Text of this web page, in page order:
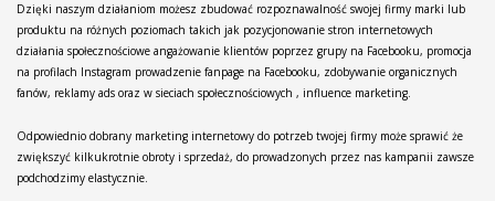
Dzięki naszym działaniom możesz zbudować rozpoznawalność swojej firmy marki lub
produktu na różnych poziomach takich jak pozycjonowanie stron internetowych
działania społecznościowe angażowanie klientów poprzez grupy na Facebooku, promocja
na profilach Instagram prowadzenie fanpage na Facebooku, zdobywanie organicznych
fanów, reklamy ads oraz w sieciach społecznościowych , influence marketing.
Odpowiednio dobrany marketing internetowy do potrzeb twojej firmy może sprawić że
zwiększyć kilkukrotnie obroty i sprzedaż, do prowadzonych przez nas kampanii zawsze
podchodzimy elastycznie.